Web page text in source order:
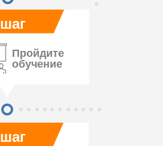
шаг
шаг
Пройдите
обучение